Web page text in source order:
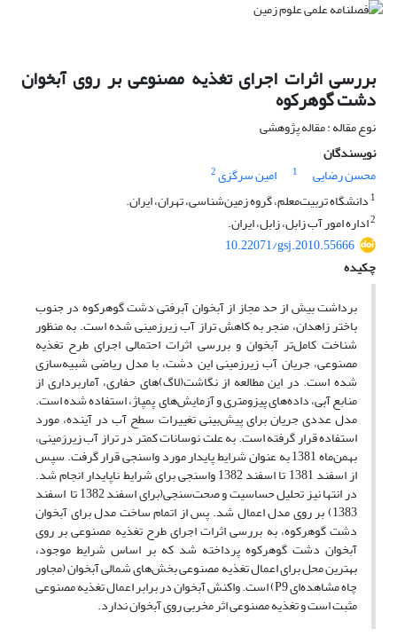
بررسی اثرات اجرای تغذیه مصنوعی بر روی آبخوان
دشت گوهرکوه
نوع مقاله : مقاله پژوهشی
نویسندگان
محسن رضایی
1 امین سرگزی2
1 دانشگاه تربیت‌معلم، گروه زمین‌شناسی، تهران، ایران.
2اداره امور آب زابل، زابل، ایران.
10.22071/gsj.2010.55666
چکیده
برداشت بیش از حد مجاز از آبخوان آبرفتی دشت گوهرکوه در جنوب
باختر زاهدان، منجر به کاهش تراز آب زیرزمینی شده است. به منظور
شناخت کامل‌تر آبخوان و بررسی اثرات احتمالی اجرای طرح تغذیه
مصنوعی، جریان آب زیرزمینی این دشت، با مدل ریاضی شبیه‌سازی
شده است. در این مطالعه از نگاشت(لاگ)‌های حفاری، آماربرداری از
منابع آبی، داده‌های پیزومتری و آزمایش‌های پمپاژ، استفاده شده است.
مدل عددی جریان برای پیش‌بینی تغییرات سطح آب در آینده، مورد
استفاده قرار گرفته است. به علت نوسانات کمتر در تراز آب زیرزمینی،
بهمن‌ماه 1381 به عنوان شرایط پایدار مورد واسنجی قرار گرفت. سپس
از اسفند 1381 تا اسفند 1382 واسنجی برای شرایط ناپایدار انجام شد.
در انتها نیز تحلیل حساسیت و صحت‌سنجی(برای اسفند 1382 تا اسفند
1383) بر روی مدل اعمال شد. پس از اتمام ساخت مدل برای آبخوان
دشت گوهرکوه، به بررسی اثرات اجرای طرح تغذیه مصنوعی بر روی
آبخوان دشت گوهرکوه پرداخته شد که بر اساس شرایط موجود،
بهترین محل برای اعمال تغذیه مصنوعی بخش‌های شمالی آبخوان (مجاور
چاه مشاهده‌ایP9) است. واکنش آبخوان در برابر اعمال تغذیه مصنوعی
مثبت است و تغذیه مصنوعی اثر مخربی روی آبخوان ندارد.